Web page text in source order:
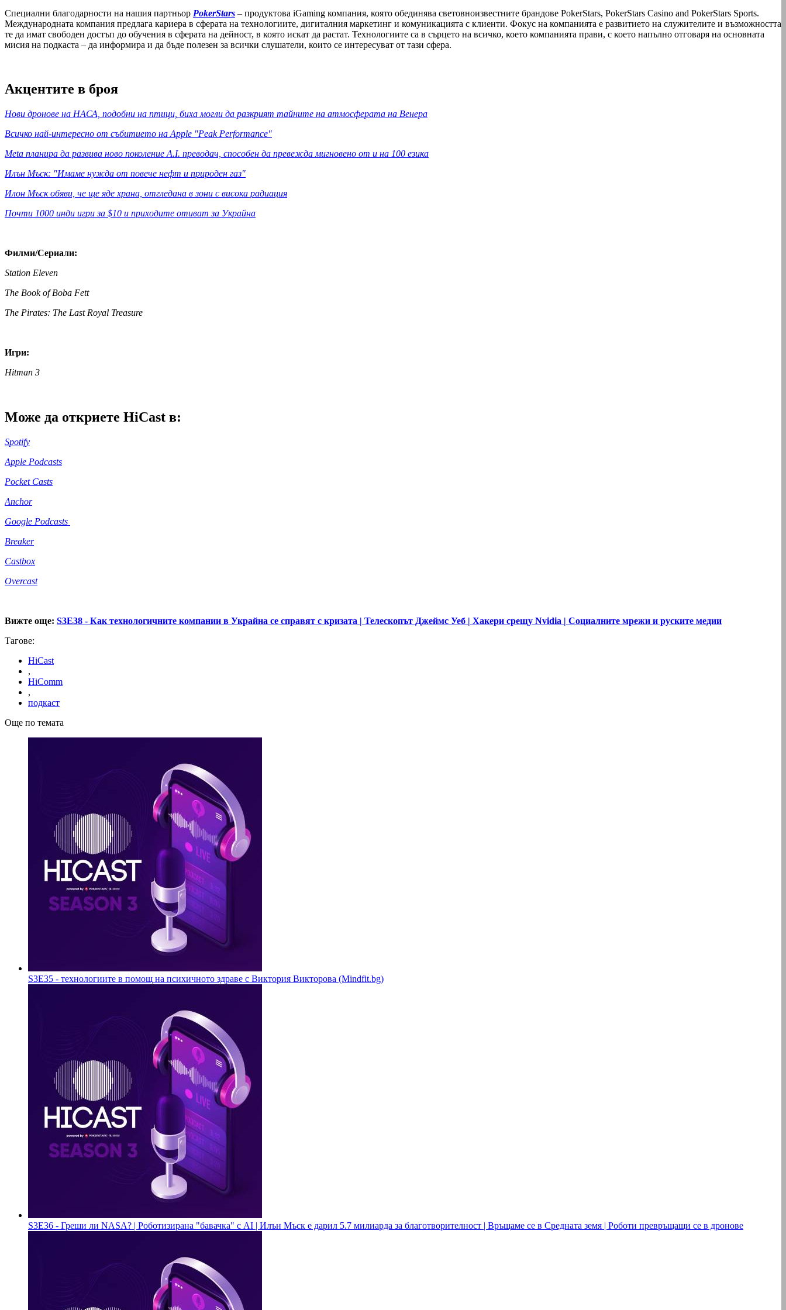
Специални благодарности на нашия партньор PokerStars – продуктова iGaming компания, която обединява световноизвестните брандове PokerStars, PokerStars Casino and PokerStars Sports.
Международната компания предлага кариера в сферата на технологиите, дигиталния маркетинг и комуникацията с клиенти. Фокус на компанията е развитието на служителите и възможността
те да имат свободен достъп до обучения в сферата на дейност, в която искат да растат. Технологиите са в сърцето на всичко, което компанията прави, с което напълно отговаря на основната
мисия на подкаста – да информира и да бъде полезен за всички слушатели, които се интересуват от тази сфера.
Акцентите в броя
Нови дронове на НАСА, подобни на птици, биха могли да разкрият тайните на атмосферата на Венера
Всичко най-интересно от събитието на Apple "Peak Performance"
Meta планира да развива ново поколение A.I. преводач, способен да превежда мигновено от и на 100 езика
Илън Мъск: "Имаме нужда от повече нефт и природен газ"
Илон Мъск обяви, че ще яде храна, отгледана в зони с висока радиация
Почти 1000 инди игри за $10 и приходите отиват за Украйна
Филми/Сериали:
Station Eleven
The Book of Boba Fett
The Pirates: The Last Royal Treasure
Игри:
Hitman 3
Може да откриете HiCast в:
Spotify
Apple Podcasts
Pocket Casts
Anchor
Google Podcasts
Breaker
Castbox
Overcast
Вижте още: S3E38 - Как технологичните компании в Украйна се справят с кризата | Телескопът Джеймс Уеб | Хакери срещу Nvidia | Социалните мрежи и руските медии
Тагове:
HiCast
,
HiComm
,
подкаст
Още по темата
S3E35 - технологиите в помощ на психичното здравe с Виктория Викторова (Mindfit.bg)
S3E36 - Греши ли NASA? | Роботизирана "бавачка" с AI | Илън Мъск е дарил 5.7 милиарда за благотворителност | Връщаме се в Средната земя | Роботи превръщащи се в дронове